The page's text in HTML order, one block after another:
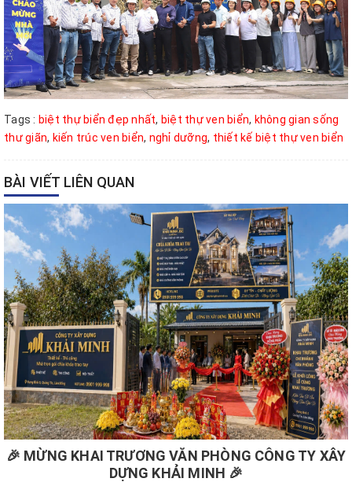
Tags : biệt thự biển đẹp nhất, biệt thự ven biển, không gian sống
thư giãn, kiến trúc ven biển, nghỉ dưỡng, thiết kế biệt thự ven biển
BÀI VIẾT LIÊN QUAN
🎉 MỪNG KHAI TRƯƠNG VĂN PHÒNG CÔNG TY XÂY
DỰNG KHẢI MINH 🎉